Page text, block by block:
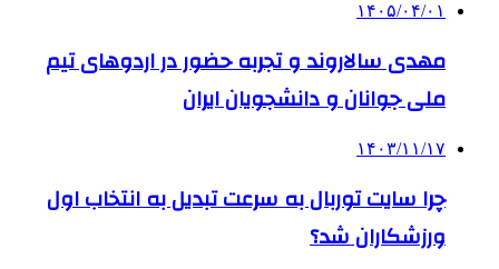
۱۴۰۵/۰۴/۰۱
مهدی سالاروند و تجربه حضور در اردوهای تیم
ملی جوانان و دانشجویان ایران
۱۴۰۳/۱۱/۱۷
چرا سایت توربال به ‌سرعت تبدیل به انتخاب اول
ورزشکاران شد؟